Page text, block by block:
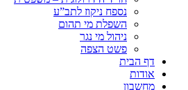
נספח ניקוז לתב”ע
השפלת מי תהום
ניהול מי נגר
פשט הצפה
דף הבית
אודות
מחשבון